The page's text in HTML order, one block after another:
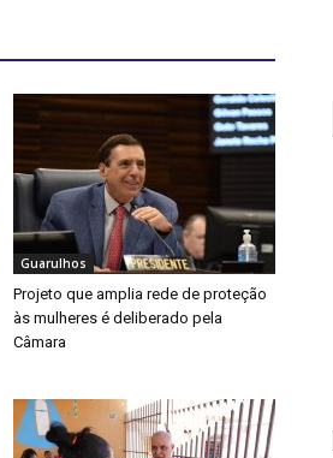
Guarulhos
Projeto que amplia rede de proteção
às mulheres é deliberado pela
Câmara